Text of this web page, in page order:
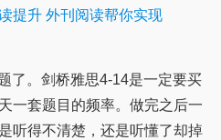
提升 外刊阅读帮你实现
了。剑桥雅思4-14是一定要买
一套题目的频率。做完之后一
听得不清楚，还是听懂了却掉